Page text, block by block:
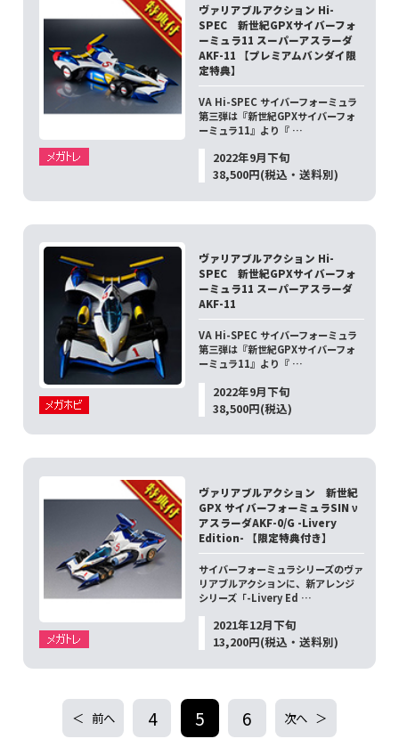
ヴァリアブルアクション Hi-
SPEC 新世紀GPXサイバーフォ
ーミュラ11 スーパーアスラーダ
AKF-11 【プレミアムバンダイ限
定特典】
VA Hi-SPEC サイバーフォーミュラ
第三弾は『新世紀GPXサイバーフォ
ーミュラ11』より『 …
2022年9月下旬
38,500円(税込・送料別)
ヴァリアブルアクション Hi-
SPEC 新世紀GPXサイバーフォ
ーミュラ11 スーパーアスラーダ
AKF-11
VA Hi-SPEC サイバーフォーミュラ
第三弾は『新世紀GPXサイバーフォ
ーミュラ11』より『 …
2022年9月下旬
38,500円(税込)
ヴァリアブルアクション 新世紀
GPX サイバーフォーミュラSIN ν
アスラーダAKF-0/G -Livery
Edition- 【限定特典付き】
サイバーフォーミュラシリーズのヴァ
リアブルアクションに、新アレンジ
シリーズ「-Livery Ed …
2021年12月下旬
13,200円(税込・送料別)
前へ 4 5 6 次へ